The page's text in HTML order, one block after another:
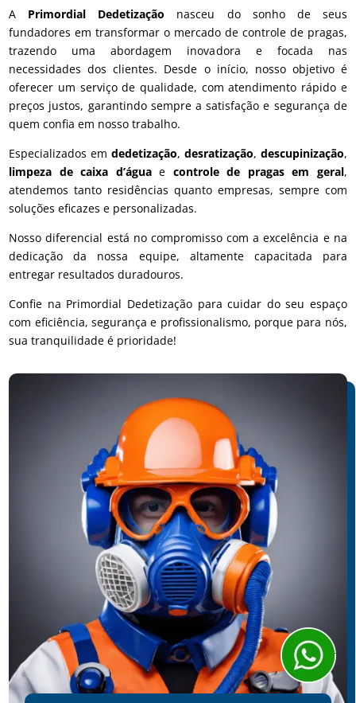
A Primordial Dedetização nasceu do sonho de seus
fundadores em transformar o mercado de controle de pragas,
trazendo uma abordagem inovadora e focada nas
necessidades dos clientes. Desde o início, nosso objetivo é
oferecer um serviço de qualidade, com atendimento rápido e
preços justos, garantindo sempre a satisfação e segurança de
quem confia em nosso trabalho.
Especializados em dedetização, desratização, descupinização,
limpeza de caixa d’águae controle de pragas em geral,
atendemos tanto residências quanto empresas, sempre com
soluções eficazes e personalizadas.
Nosso diferencial está no compromisso com a excelência e na
dedicação da nossa equipe, altamente capacitada para
entregar resultados duradouros.
Confie na Primordial Dedetização para cuidar do seu espaço
com eficiência, segurança e profissionalismo, porque para nós,
sua tranquilidade é prioridade!